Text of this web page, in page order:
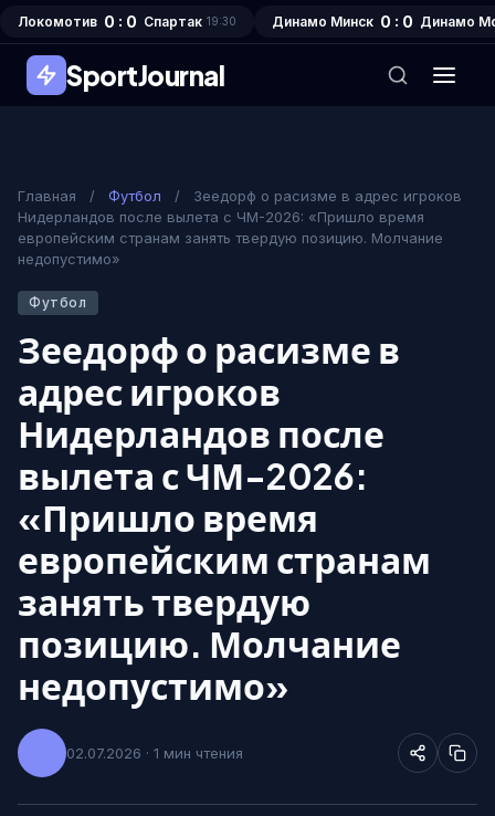
Локомотив 0 : 0 Спартак 19:30 Динамо Минск 0 : 0 Динамо
SportJournal
Главная / Футбол /
Зеедорф о расизме в адрес игроков
Нидерландов после вылета с ЧМ-2026: «Пришло время
европейским странам занять твердую позицию. Молчание
недопустимо»
Футбол
Зеедорф о расизме в
адрес игроков
Нидерландов после
вылета с ЧМ-2026:
«Пришло время
европейским странам
занять твердую
позицию. Молчание
недопустимо»
02.07.2026 · 1 мин чтения